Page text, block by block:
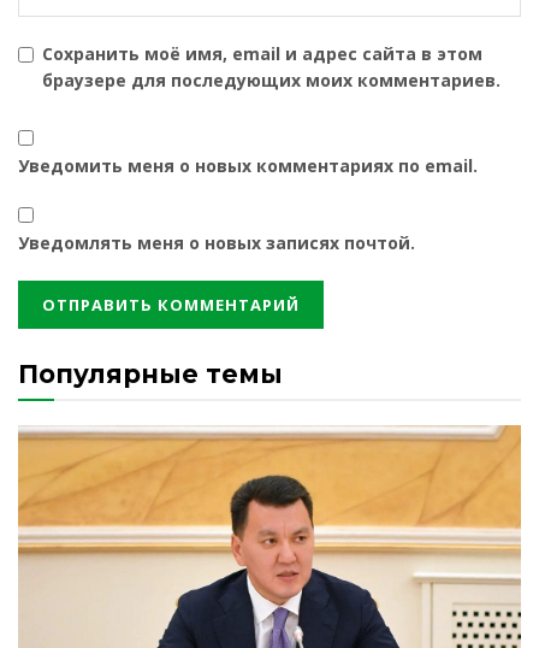
Сохранить моё имя, email и адрес сайта в этом
браузере для последующих моих комментариев.
Уведомить меня о новых комментариях по email.
Уведомлять меня о новых записях почтой.
Популярные темы